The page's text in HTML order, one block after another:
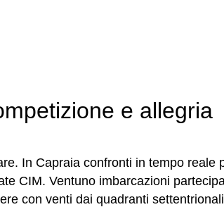
e allegria
In Capraia confronti in tempo
CIM. Ventuno imbarcazioni
con venti dai quadranti